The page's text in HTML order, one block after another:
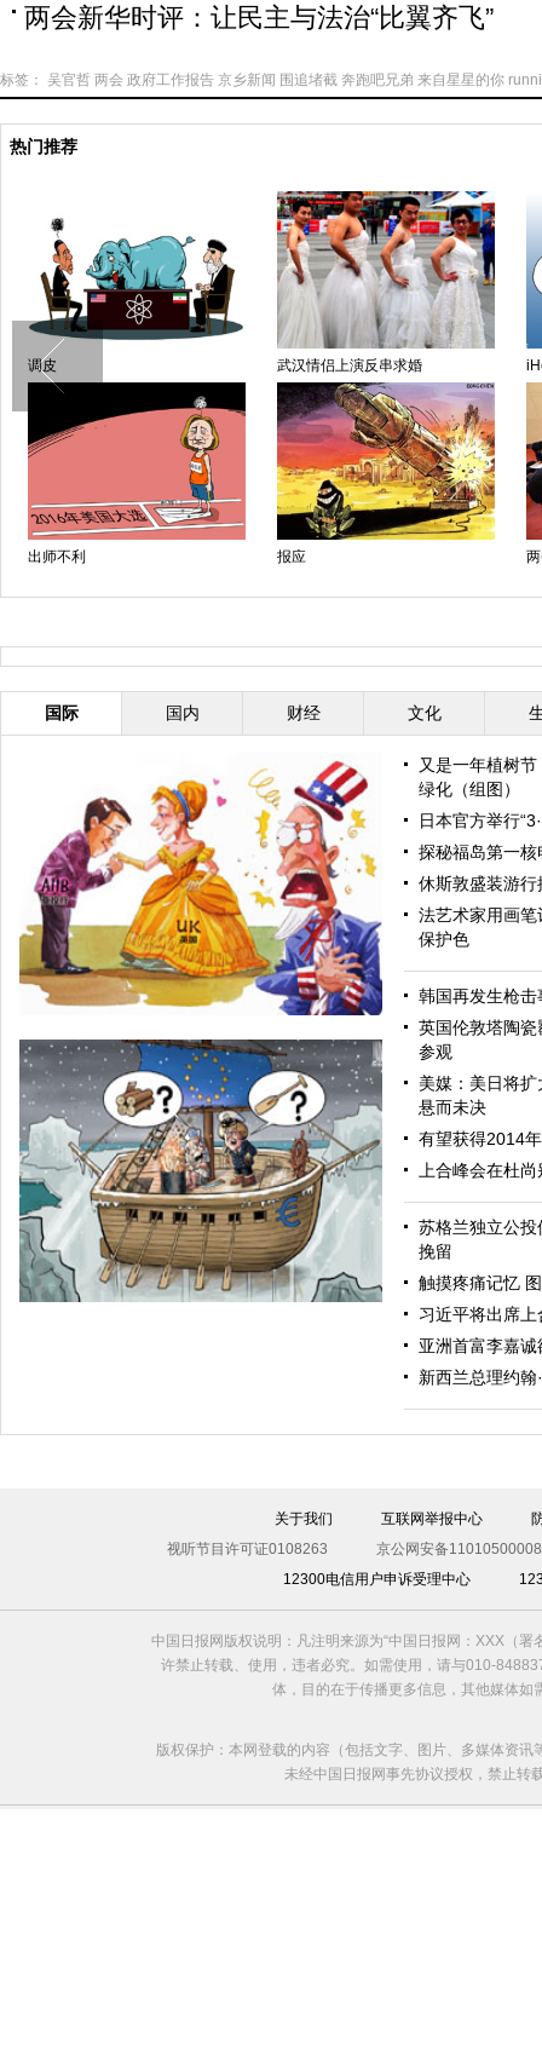
两会新华时评：让民主与法治“比翼齐飞”
标签： 吴官哲 两会 政府工作报告 京乡新闻 围追堵截 奔跑吧兄弟 来自星星的你
热门推荐
调皮 武汉情侣上演反串求婚
出师不利 报应
国际 国内 财经 文化
毅然转身
又是一年植树
绿化（组图）
日本官方举行
探秘福岛第一
休斯敦盛装游
法艺术家用画笔
保护色
韩国再发生枪
英国伦敦塔陶
参观
美媒：美日将
悬而未决
有望获得2014
上合峰会在杜
苏格兰独立公
挽留
触摸疼痛记忆
习近平将出席
亚洲首富李嘉
新西兰总理约翰
关于我们 互联网举报中心
视听节目许可证0108263
京公网安备
12300电信用户申诉受理中心
中国日报网版权说明：凡注明来源为“中国日报网：XXX（
许禁止转载、使用，违者必究。如需使用，请与010-
体，目的在于传播更多信息，其他媒体
版权保护：本网登载的内容（包括文字、图片、多媒体资
未经中国日报网事先协议授权，禁止转